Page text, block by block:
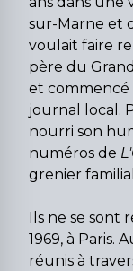
sur-Marne et
voulait faire
père du
et commencé
journal local.
nourri son
numéros de
grenier
Ils ne se sont
1969, à Paris.
réunis à